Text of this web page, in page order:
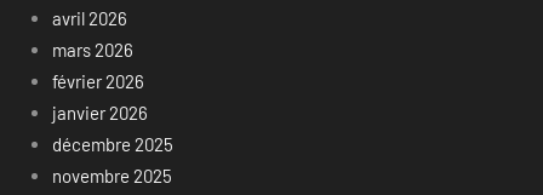
avril 2026
mars 2026
février 2026
janvier 2026
décembre 2025
novembre 2025